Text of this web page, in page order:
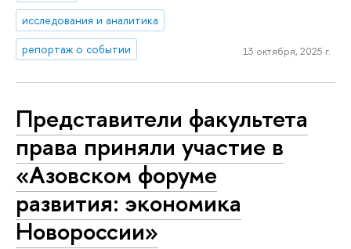
исследования и аналитика
репортаж о событии
13 октября, 2025 г.
Представители факультета
права приняли участие в
«Азовском форуме
развития: экономика
Новороссии»